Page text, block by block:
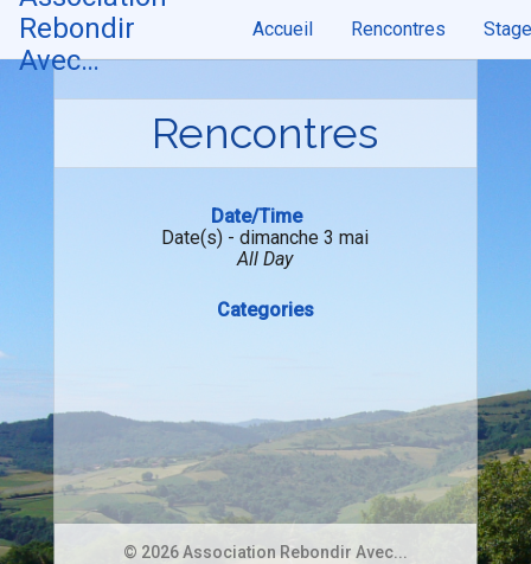
Skip
content
Rebondir
Avec…
Accueil Rencontres
Rencontres
Date/Time
Date(s) - dimanche 3 mai
All Day
Categories
© 2026 Association Rebondir Avec...